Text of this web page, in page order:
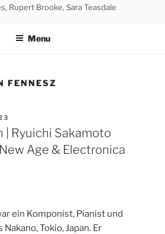
Rupert Brooke, Sara Teasdale
Menu
FENNESZ
| Ryuichi Sakamoto
Age & Electronica
ein Komponist, Pianist und
Tokio, Japan. Er